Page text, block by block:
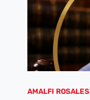
AMALFI ROSALES|